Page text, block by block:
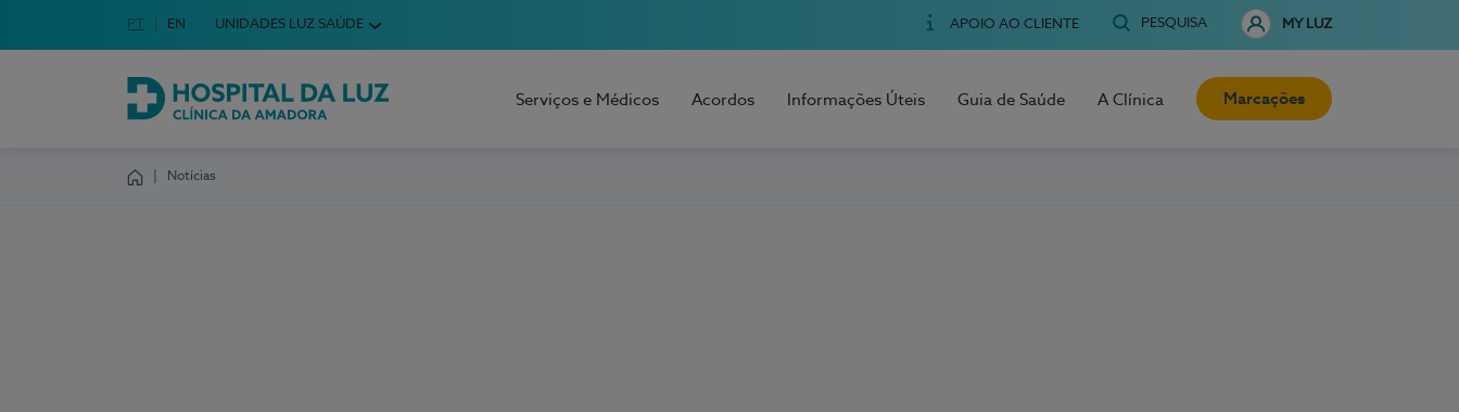
Escolha o seu idioma
Idioma em Português
PT English Language
EN UNIDADES LUZ SAÚDE APOIO AO CLIENTE PESQUISA MY LUZ
Hospital da Luz Clínica da Amadora
Serviços e Médicos Acordos Informações Úteis Guia de Saúde A Clínica Marcações
Notícias